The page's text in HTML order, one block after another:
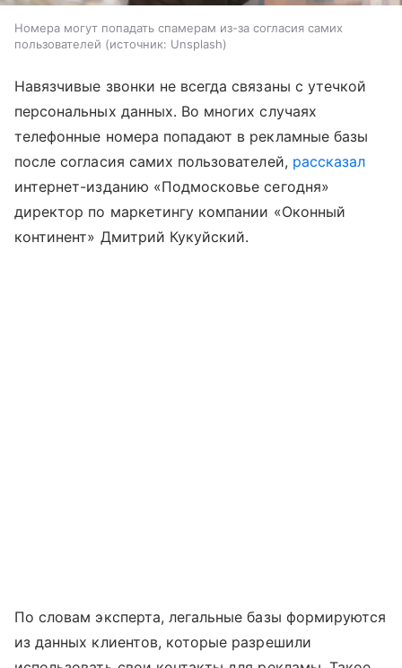
Номера могут попадать спамерам из-за согласия самих
пользователей
источник: Unsplash
Навязчивые звонки не всегда связаны с утечкой
персональных данных. Во многих случаях
телефонные номера попадают в рекламные базы
после согласия самих пользователей, рассказал
интернет-изданию «Подмосковье сегодня»
директор по маркетингу компании «Оконный
континент» Дмитрий Кукуйский.
По словам эксперта, легальные базы формируются
из данных клиентов, которые разрешили